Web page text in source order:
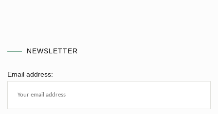
NEWSLETTER
Email address: